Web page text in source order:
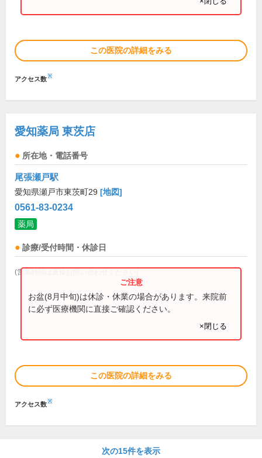
この医院の詳細をみる
アクセス数※
愛知薬局 東茨店
所在地・電話番号
尾張瀬戸駅
愛知県瀬戸市東茨町29 [地図]
0561-83-0234
薬局
診療/受付時間・休診日
(営業時間は直接お問い合わせください)
お盆(8月中旬)は休診・休業の場合があります。来院前
に必ず医療機関に直接ご確認ください。
×閉じる
この医院の詳細をみる
アクセス数※
次の15件を表示